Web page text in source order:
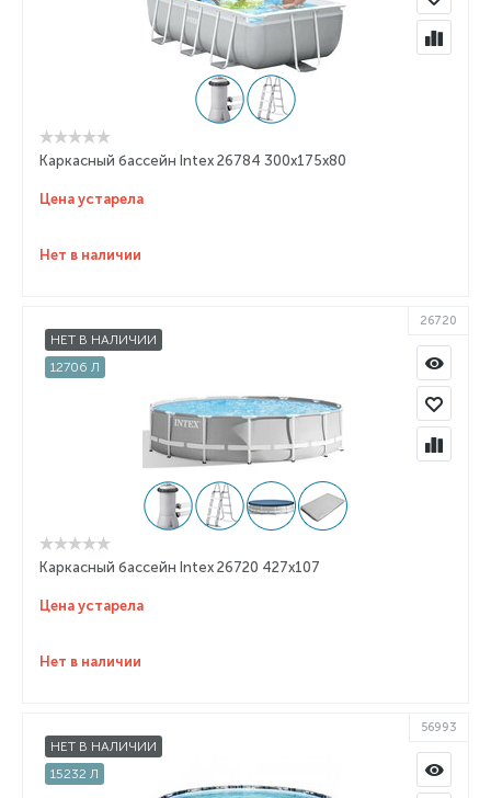
Каркасный бассейн Intex 26784 300x175x80
Цена устарела
Нет в наличии
НЕТ В НАЛИЧИИ
12706 Л
26720
Каркасный бассейн Intex 26720 427x107
Цена устарела
Нет в наличии
НЕТ В НАЛИЧИИ
15232 Л
56993